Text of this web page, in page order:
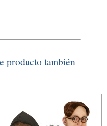
producto también